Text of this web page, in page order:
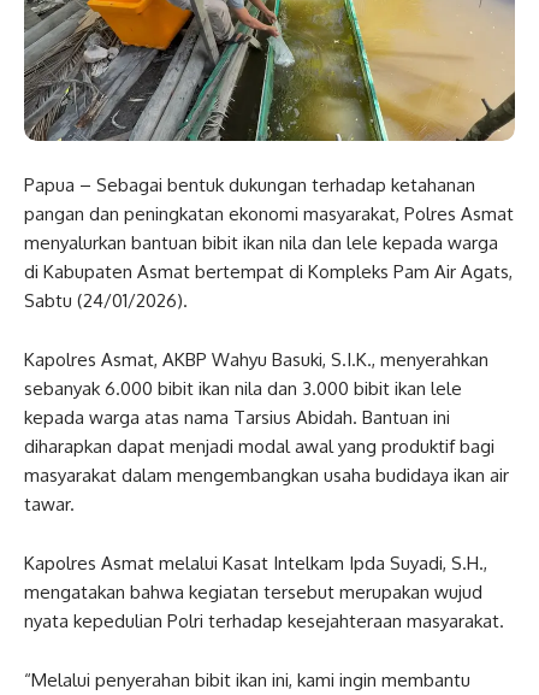
Papua – Sebagai bentuk dukungan terhadap ketahanan
pangan dan peningkatan ekonomi masyarakat, Polres Asmat
menyalurkan bantuan bibit ikan nila dan lele kepada warga
di Kabupaten Asmat bertempat di Kompleks Pam Air Agats,
Sabtu (24/01/2026).
Kapolres Asmat, AKBP Wahyu Basuki, S.I.K., menyerahkan
sebanyak 6.000 bibit ikan nila dan 3.000 bibit ikan lele
kepada warga atas nama Tarsius Abidah. Bantuan ini
diharapkan dapat menjadi modal awal yang produktif bagi
masyarakat dalam mengembangkan usaha budidaya ikan air
tawar.
Kapolres Asmat melalui Kasat Intelkam Ipda Suyadi, S.H.,
mengatakan bahwa kegiatan tersebut merupakan wujud
nyata kepedulian Polri terhadap kesejahteraan masyarakat.
“Melalui penyerahan bibit ikan ini, kami ingin membantu